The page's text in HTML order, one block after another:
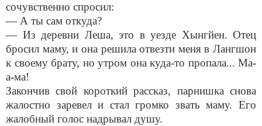
сочувственно спросил:
— А ты сам откуда?
— Из деревни Леша, это в уезде Хынгйен. Отец
бросил маму, и она решила отвезти меня в Лангшон
к своему брату, но утром она куда-то пропала... Ма-
а-ма!
Закончив свой короткий рассказ, парнишка снова
жалостно заревел и стал громко звать маму. Его
жалобный голос надрывал душу.